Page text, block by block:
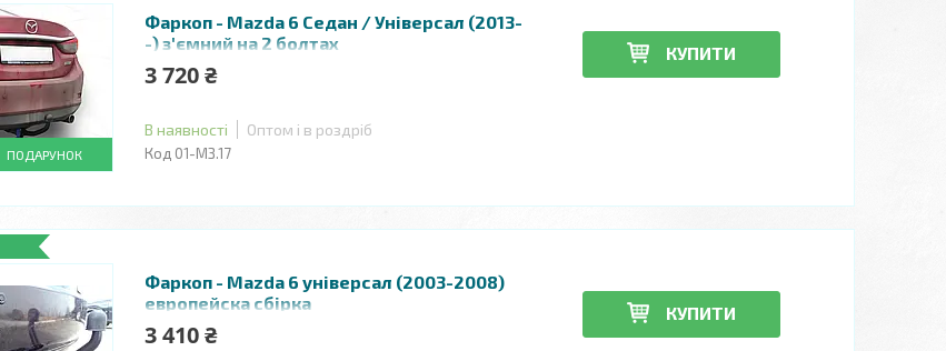
ПОДАРУНОК
КУПИТИ
Фаркоп - Mazda 6 Седан / Універсал (2013-
-) з'ємний на 2 болтах
3 720 ₴
В наявності Оптом і в роздріб
01-МЗ.17
КУПИТИ
Фаркоп - Mazda 6 універсал (2003-2008)
европейска сбірка
3 410 ₴